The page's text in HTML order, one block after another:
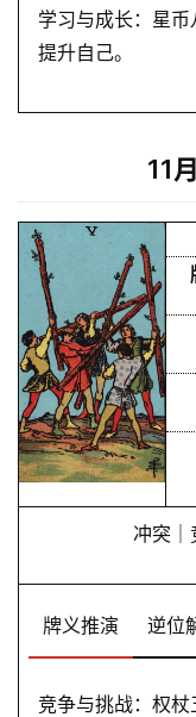
学习与成长：星
提升自己。
11
冲突｜
牌义推演 逆位
竞争与挑战：权